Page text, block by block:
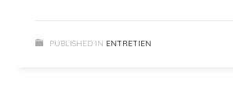
PUBLISHED IN ENTRETIEN